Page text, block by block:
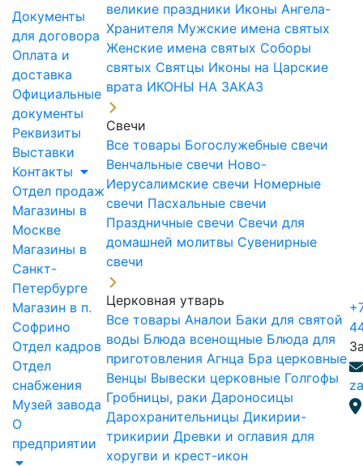
Документы
для договора
Оплата и
доставка
Официальные
документы
Реквизиты
Выставки
Контакты
Отдел продаж
Магазины в
Москве
Магазины в
Санкт-
Петербурге
Магазин в п.
Софрино
Отдел кадров
Отдел
снабжения
Музей завода
О
предприятии
великие праздники Иконы Ангела-
Хранителя Мужские имена святых
Женские имена святых Соборы
святых Святцы Иконы на Царские
врата ИКОНЫ НА ЗАКАЗ
Свечи
Все товары Богослужебные свечи
Венчальные свечи Ново-
Иерусалимские свечи Номерные
свечи Пасхальные свечи
Праздничные свечи Свечи для
домашней молитвы Сувенирные
свечи
Церковная утварь
Все товары Аналои Баки для святой
воды Блюда всенощные Блюда для
приготовления Агнца Бра церковные
Венцы Вывески церковные Голгофы
Гробницы, раки Дароносицы
Дарохранительницы Дикирии-
трикирии Древки и оглавия для
хоругви и крест-икон